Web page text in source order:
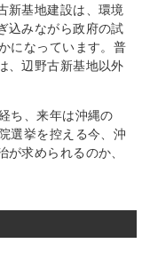
新基地建設は、環境
込みながら政府の試
になっています。普
、辺野古新基地以外
ち、来年は沖縄の
選挙を控える今、沖
求められるのか、